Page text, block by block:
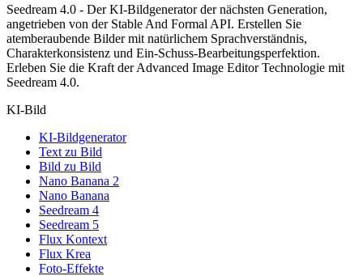
Seedream 4.0 - Der KI-Bildgenerator der nächsten Generation,
angetrieben von der Stable And Formal API. Erstellen Sie
atemberaubende Bilder mit natürlichem Sprachverständnis,
Charakterkonsistenz und Ein-Schuss-Bearbeitungsperfektion.
Erleben Sie die Kraft der Advanced Image Editor Technologie mit
Seedream 4.0.
KI-Bild
KI-Bildgenerator
Text zu Bild
Bild zu Bild
Nano Banana 2
Nano Banana
Seedream 4
Seedream 5
Flux Kontext
Flux Krea
Foto-Effekte